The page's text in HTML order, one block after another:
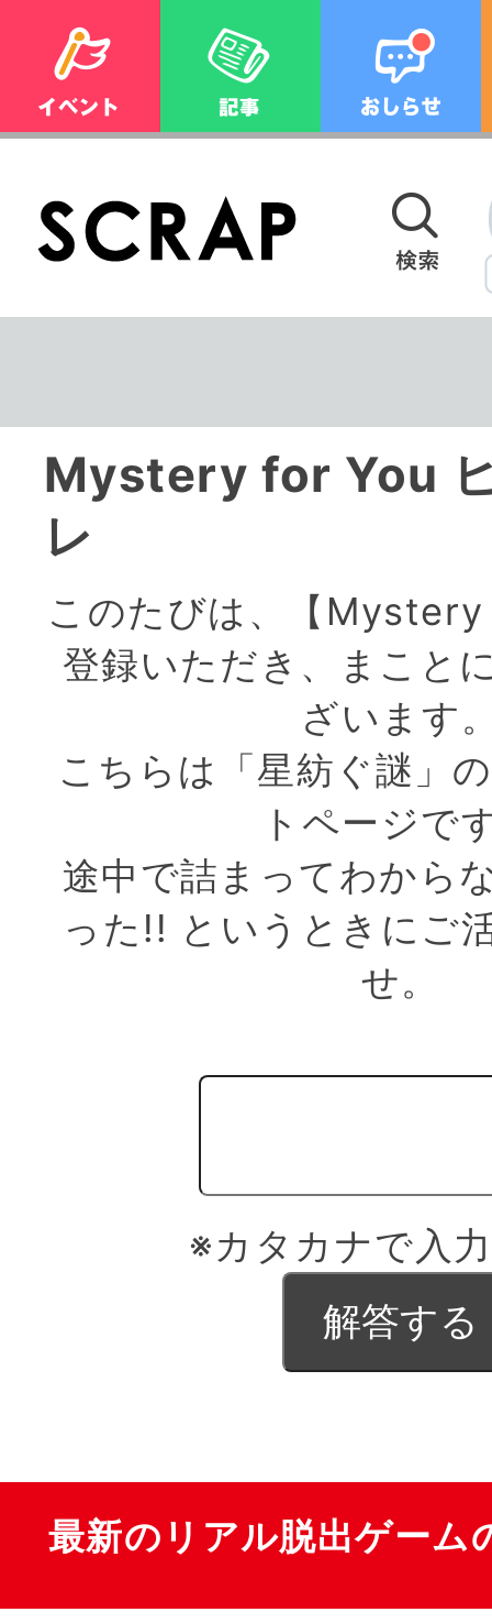
Mystery for You
レ
このたびは、【
登録いただき、まこと
ざいます
こちらは「星紡ぐ謎」
トページで
途中で詰まってわから
った!! というときにご
せ。
※カタカナで入
最新のリアル脱出ゲーム